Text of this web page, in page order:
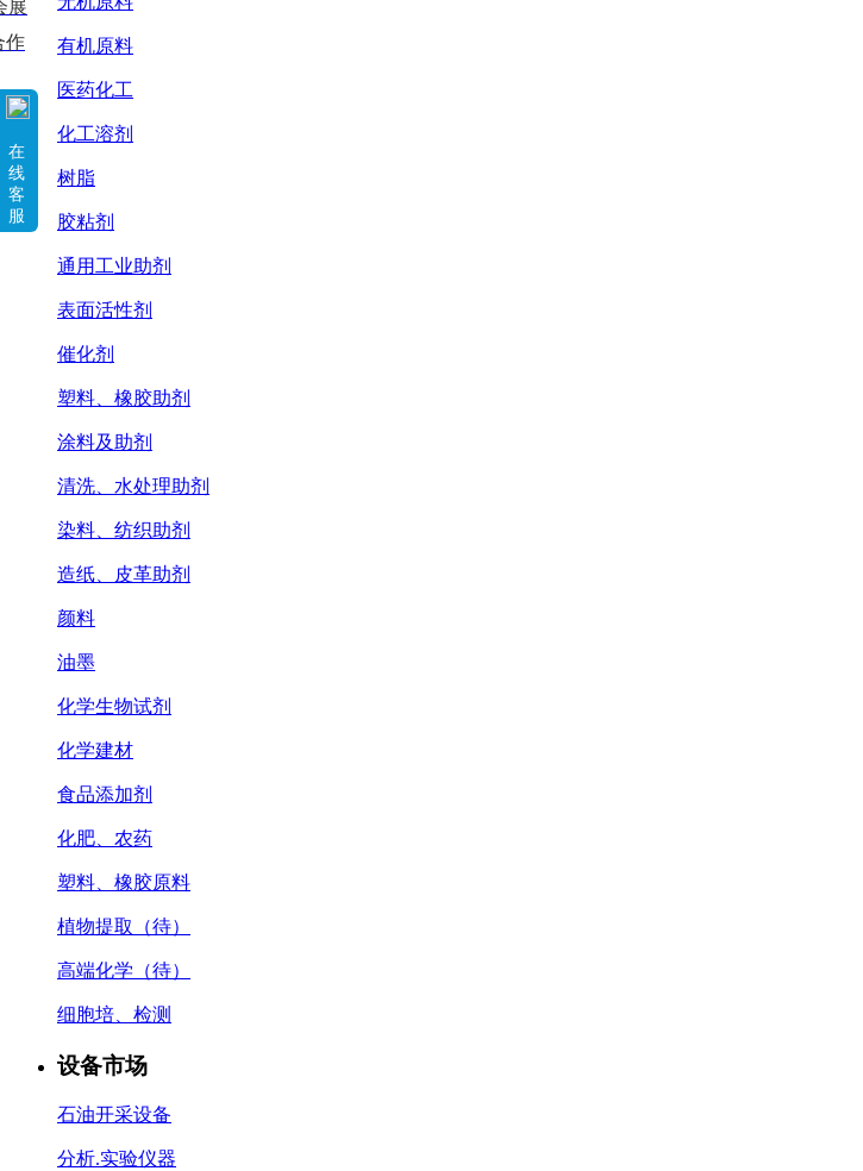
有机原料
医药化工
化工溶剂
树脂
胶粘剂
通用工业助剂
表面活性剂
催化剂
塑料、橡胶助剂
涂料及助剂
清洗、水处理助剂
染料、纺织助剂
造纸、皮革助剂
颜料
油墨
化学生物试剂
化学建材
食品添加剂
化肥、农药
塑料、橡胶原料
植物提取（待）
高端化学（待）
细胞培、检测
设备市场
石油开采设备
分析.实验仪器
展
作
在
线
客
服